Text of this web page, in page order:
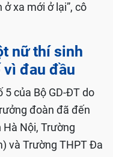
xa mới ở lại”, cô
nữ thí sinh
vì đau đầu
5 của Bộ GD-ĐT do
đoàn đã đến
Nội, Trường
và Trường THPT Đa